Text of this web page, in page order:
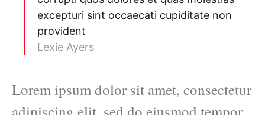
excepturi sint occaecati cupiditate non
provident
Lexie Ayers
Lorem ipsum dolor sit amet, consectetur